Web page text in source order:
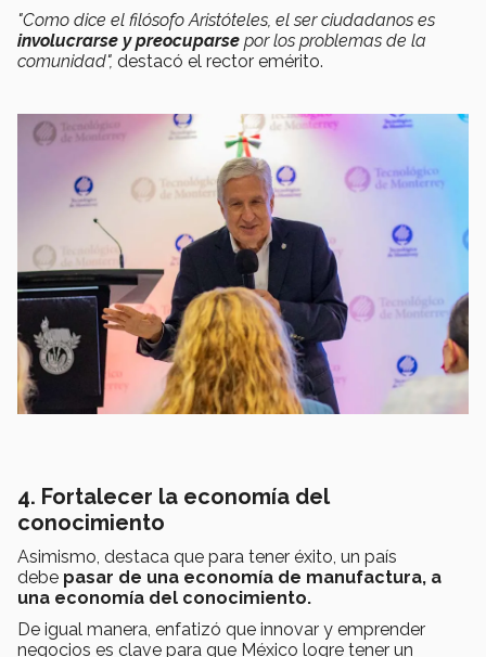
"Como dice el filósofo Aristóteles, el ser ciudadanos es
involucrarse y preocuparse por los problemas de la
comunidad", destacó el rector emérito.
4. Fortalecer la economía del
conocimiento
Asimismo, destaca que para tener éxito, un país
debe pasar de una economía de manufactura, a
una economía del conocimiento.
De igual manera, enfatizó que innovar y emprender
negocios es clave para que México logre tener un